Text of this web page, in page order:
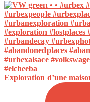
Exploration d’une